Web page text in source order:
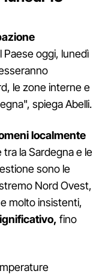
oggi, lunedì
le zone interne e
spiega Abelli.
localmente
la Sardegna e le
sono le
Nord Ovest,
molto insistenti,
fino